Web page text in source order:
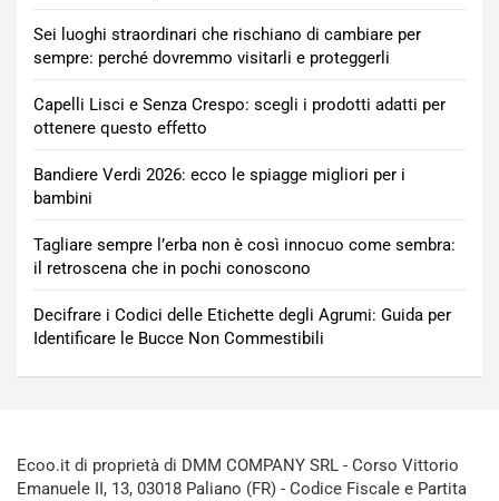
Sei luoghi straordinari che rischiano di cambiare per
sempre: perché dovremmo visitarli e proteggerli
Capelli Lisci e Senza Crespo: scegli i prodotti adatti per
ottenere questo effetto
Bandiere Verdi 2026: ecco le spiagge migliori per i
bambini
Tagliare sempre l’erba non è così innocuo come sembra:
il retroscena che in pochi conoscono
Decifrare i Codici delle Etichette degli Agrumi: Guida per
Identificare le Bucce Non Commestibili
Ecoo.it di proprietà di DMM COMPANY SRL - Corso Vittorio
Emanuele II, 13, 03018 Paliano (FR) - Codice Fiscale e Partita